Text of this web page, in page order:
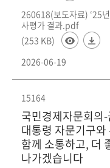
260618(보도자료) ‘25
사평가 결과.pdf
(253 KB)
2026-06-19
15164
국민경제자문회의
대통령 자문기구
함께 소통하고, 더
나가겠습니다